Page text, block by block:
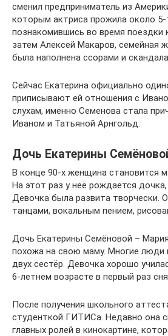
сменил предприниматель из
которым актриса прожила около 5-
познакомившись во время
затем Алексей Макаров, семейная
была наполнена ссорами и
Сейчас Екатерина официально
приписывают ей отношения с
слухам, именно Семенова стала
Иваном и Татьяной Арнгольд.
Дочь Екатерины
В конце 90-х женщина становится
На этот раз у неё рождается
Девочка была развита творчески.
танцами, вокальным пением,
Дочь Екатерины Семёновой –
похожа на свою маму. Многие люди
двух сестёр. Девочка хорошо
6-летнем возрасте в первый раз
После получения школьного
студенткой ГИТИСа. Недавно она
главных ролей в кинокартине,